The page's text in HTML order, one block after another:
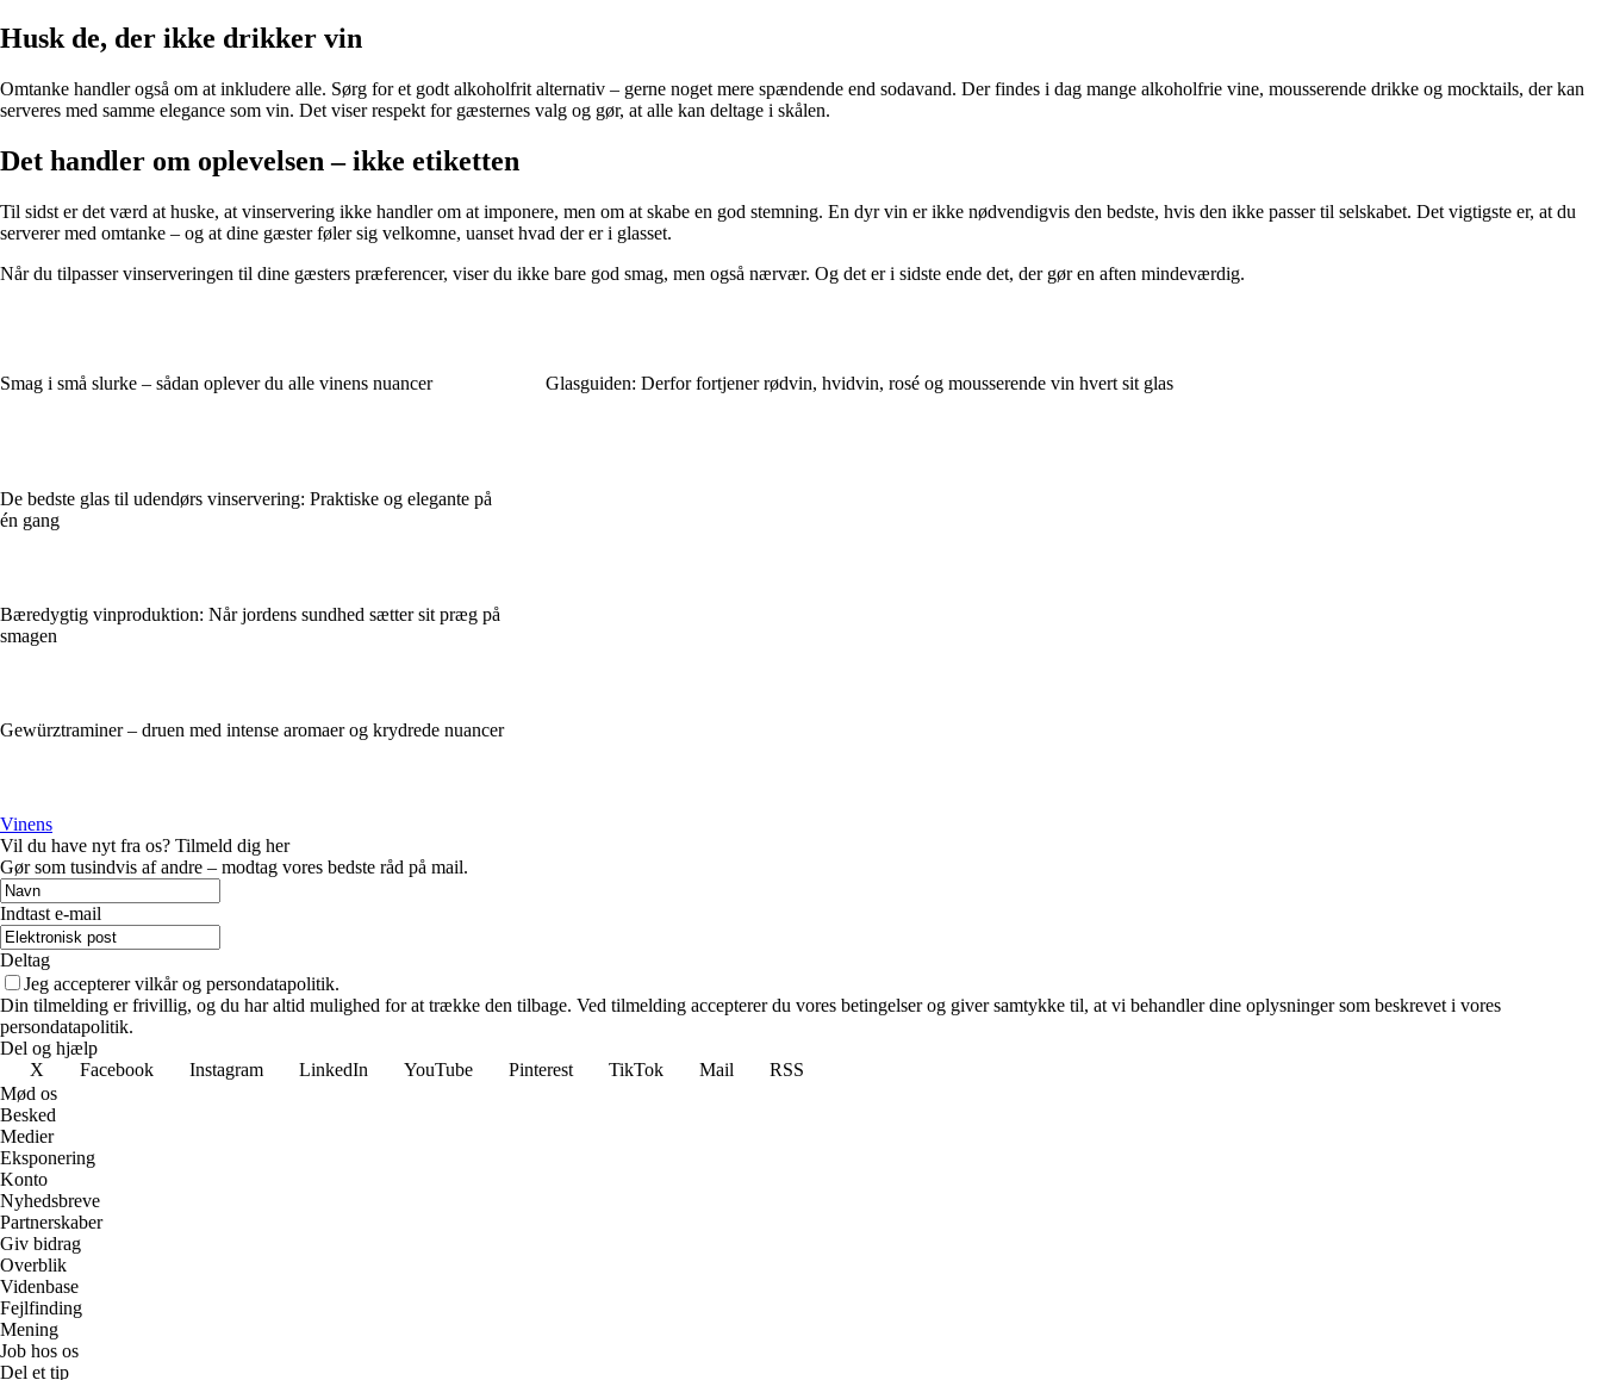
Husk de, der ikke drikker vin
Omtanke handler også om at inkludere alle. Sørg for et godt alkoholfrit alternativ – gerne noget mere spændende end sodavand. Der findes i dag mange alkoholfrie vine, mousserende drikke og mocktails, der kan
serveres med samme elegance som vin. Det viser respekt for gæsternes valg og gør, at alle kan deltage i skålen.
Det handler om oplevelsen – ikke etiketten
Til sidst er det værd at huske, at vinservering ikke handler om at imponere, men om at skabe en god stemning. En dyr vin er ikke nødvendigvis den bedste, hvis den ikke passer til selskabet. Det vigtigste er, at du
serverer med omtanke – og at dine gæster føler sig velkomne, uanset hvad der er i glasset.
Når du tilpasser vinserveringen til dine gæsters præferencer, viser du ikke bare god smag, men også nærvær. Og det er i sidste ende det, der gør en aften mindeværdig.
Smag i små slurke – sådan oplever du alle vinens nuancer
De bedste glas til udendørs vinservering: Praktiske og elegante på
én gang
Bæredygtig vinproduktion: Når jordens sundhed sætter sit præg på
smagen
Gewürztraminer – druen med intense aromaer og krydrede nuancer
Glasguiden: Derfor fortjener rødvin, hvidvin, rosé og mousserende vin hvert sit glas
Vinens
Vil du have nyt fra os? Tilmeld dig her
Gør som tusindvis af andre – modtag vores bedste råd på mail.
Indtast e-mail
Deltag
Jeg accepterer vilkår og persondatapolitik.
Din tilmelding er frivillig, og du har altid mulighed for at trække den tilbage. Ved tilmelding accepterer du vores betingelser og giver samtykke til, at vi behandler dine oplysninger som beskrevet i vores
persondatapolitik.
Del og hjælp
X
Facebook Instagram LinkedIn YouTube Pinterest TikTok Mail
RSS
Mød os
Besked
Medier
Eksponering
Konto
Nyhedsbreve
Partnerskaber
Giv bidrag
Overblik
Videnbase
Fejlfinding
Mening
Job hos os
Del et tip